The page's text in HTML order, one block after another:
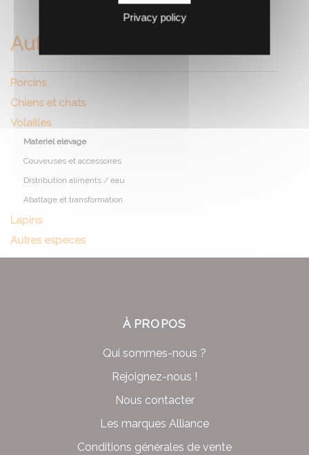
Autres especes
Porcins
Chiens et chats
Volailles
Materiel elevage
Couveuses et accessoires
Distribution aliments / eau
Abattage et transformation
Lapins
Autres especes
À PROPOS
Qui sommes-nous ?
Rejoignez-nous !
Nous contacter
Les marques Alliance
Conditions générales de vente
Privacy policy